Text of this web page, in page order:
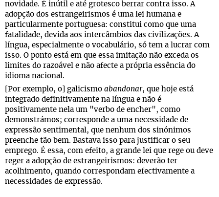
novidade. É inútil e até grotesco berrar contra isso. A
adopção dos estrangeirismos é uma lei humana e
particularmente portuguesa: constitui como que uma
fatalidade, devida aos intercâmbios das civilizações. A
língua, especialmente o vocabulário, só tem a lucrar com
isso. O ponto está em que essa imitação não exceda os
limites do razoável e não afecte a própria essência do
idioma nacional.
[Por exemplo, o] galicismo abandonar, que hoje está
integrado definitivamente na língua e não é
positivamente nela um "verbo de encher", como
demonstrámos; corresponde a uma necessidade de
expressão sentimental, que nenhum dos sinónimos
preenche tão bem. Bastava isso para justificar o seu
emprego. É essa, com efeito, a grande lei que rege ou deve
reger a adopção de estrangeirismos: deverão ter
acolhimento, quando correspondam efectivamente a
necessidades de expressão.